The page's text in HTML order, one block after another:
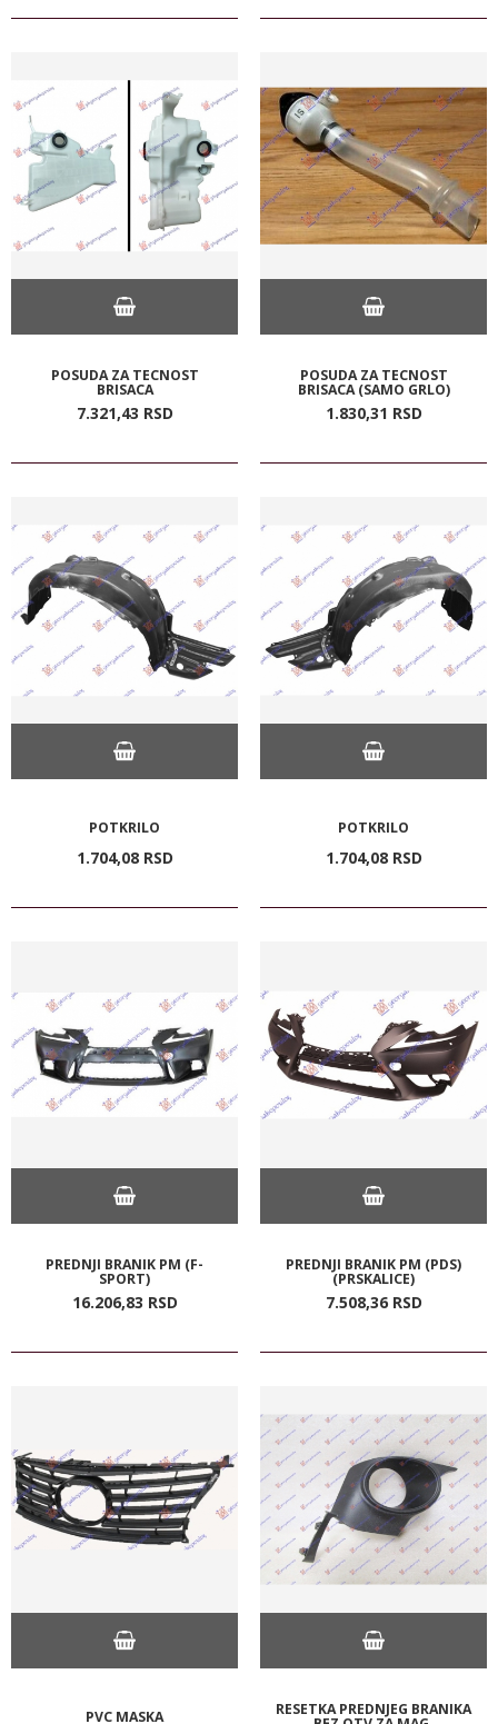
POSUDA ZA TECNOST
BRISACA
7.321,43 RSD
POSUDA ZA TECNOST
BRISACA (SAMO GRLO)
1.830,31 RSD
POTKRILO
1.704,08 RSD
POTKRILO
1.704,08 RSD
PREDNJI BRANIK PM (F-
SPORT)
16.206,83 RSD
PREDNJI BRANIK PM (PDS)
(PRSKALICE)
7.508,36 RSD
PVC MASKA RESETKA PREDNJEG BRANIKA